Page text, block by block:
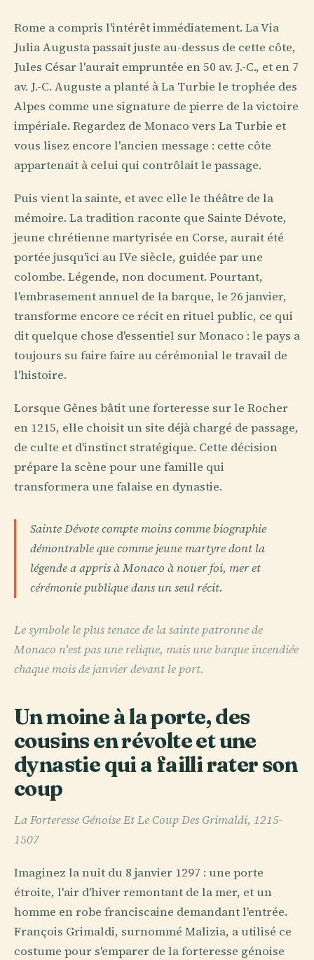
Rome a compris l'intérêt immédiatement. La Via
Julia Augusta passait juste au-dessus de cette côte,
Jules César l'aurait empruntée en 50 av. J.-C., et en 7
av. J.-C. Auguste a planté à La Turbie le trophée des
Alpes comme une signature de pierre de la victoire
impériale. Regardez de Monaco vers La Turbie et
vous lisez encore l'ancien message : cette côte
appartenait à celui qui contrôlait le passage.
Puis vient la sainte, et avec elle le théâtre de la
mémoire. La tradition raconte que Sainte Dévote,
jeune chrétienne martyrisée en Corse, aurait été
portée jusqu'ici au IVe siècle, guidée par une
colombe. Légende, non document. Pourtant,
l'embrasement annuel de la barque, le 26 janvier,
transforme encore ce récit en rituel public, ce qui
dit quelque chose d'essentiel sur Monaco : le pays a
toujours su faire faire au cérémonial le travail de
l'histoire.
Lorsque Gênes bâtit une forteresse sur le Rocher
en 1215, elle choisit un site déjà chargé de passage,
de culte et d'instinct stratégique. Cette décision
prépare la scène pour une famille qui
transformera une falaise en dynastie.
Sainte Dévote compte moins comme biographie
démontrable que comme jeune martyre dont la
légende a appris à Monaco à nouer foi, mer et
cérémonie publique dans un seul récit.
Le symbole le plus tenace de la sainte patronne de
Monaco n'est pas une relique, mais une barque incendiée
chaque mois de janvier devant le port.
Un moine à la porte, des
cousins en révolte et une
dynastie qui a failli rater son
coup
La Forteresse Génoise Et Le Coup Des Grimaldi, 1215-
1507
Imaginez la nuit du 8 janvier 1297 : une porte
étroite, l'air d'hiver remontant de la mer, et un
homme en robe franciscaine demandant l'entrée.
François Grimaldi, surnommé Malizia, a utilisé ce
costume pour s'emparer de la forteresse génoise